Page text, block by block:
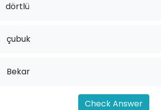
dörtlü
çubuk
Bekar
Check Answer